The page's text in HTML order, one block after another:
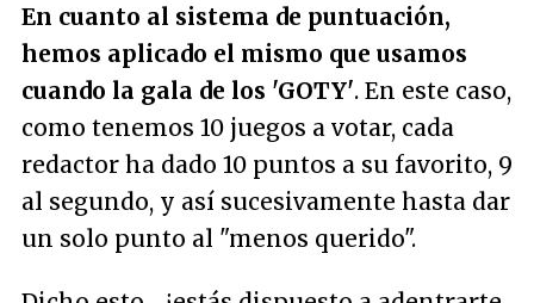
En cuanto al sistema de puntuación,
hemos aplicado el mismo que usamos
cuando la gala de los 'GOTY'. En este caso,
como tenemos 10 juegos a votar, cada
redactor ha dado 10 puntos a su favorito, 9
al segundo, y así sucesivamente hasta dar
un solo punto al "menos querido".